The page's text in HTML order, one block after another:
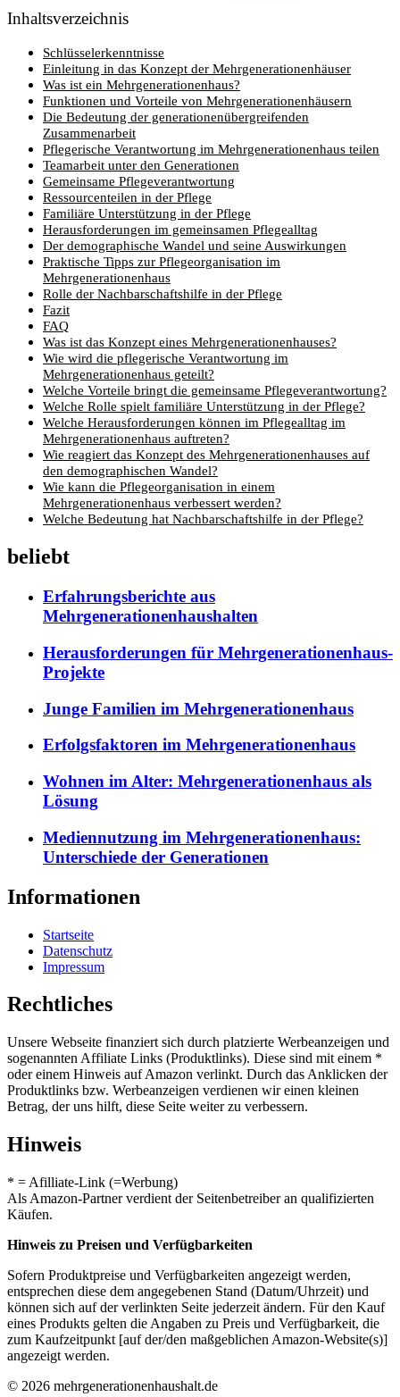
Inhaltsverzeichnis
Schlüsselerkenntnisse
Einleitung in das Konzept der Mehrgenerationenhäuser
Was ist ein Mehrgenerationenhaus?
Funktionen und Vorteile von Mehrgenerationenhäusern
Die Bedeutung der generationenübergreifenden
Zusammenarbeit
Pflegerische Verantwortung im Mehrgenerationenhaus teilen
Teamarbeit unter den Generationen
Gemeinsame Pflegeverantwortung
Ressourcenteilen in der Pflege
Familiäre Unterstützung in der Pflege
Herausforderungen im gemeinsamen Pflegealltag
Der demographische Wandel und seine Auswirkungen
Praktische Tipps zur Pflegeorganisation im
Mehrgenerationenhaus
Rolle der Nachbarschaftshilfe in der Pflege
Fazit
FAQ
Was ist das Konzept eines Mehrgenerationenhauses?
Wie wird die pflegerische Verantwortung im
Mehrgenerationenhaus geteilt?
Welche Vorteile bringt die gemeinsame Pflegeverantwortung?
Welche Rolle spielt familiäre Unterstützung in der Pflege?
Welche Herausforderungen können im Pflegealltag im
Mehrgenerationenhaus auftreten?
Wie reagiert das Konzept des Mehrgenerationenhauses auf
den demographischen Wandel?
Wie kann die Pflegeorganisation in einem
Mehrgenerationenhaus verbessert werden?
Welche Bedeutung hat Nachbarschaftshilfe in der Pflege?
beliebt
Erfahrungsberichte aus
Mehrgenerationenhaushalten
Herausforderungen für Mehrgenerationenhaus-
Projekte
Junge Familien im Mehrgenerationenhaus
Erfolgsfaktoren im Mehrgenerationenhaus
Wohnen im Alter: Mehrgenerationenhaus als
Lösung
Mediennutzung im Mehrgenerationenhaus:
Unterschiede der Generationen
Informationen
Startseite
Datenschutz
Impressum
Rechtliches
Unsere Webseite finanziert sich durch platzierte Werbeanzeigen und
sogenannten Affiliate Links (Produktlinks). Diese sind mit einem *
oder einem Hinweis auf Amazon verlinkt. Durch das Anklicken der
Produktlinks bzw. Werbeanzeigen verdienen wir einen kleinen
Betrag, der uns hilft, diese Seite weiter zu verbessern.
Hinweis
* = Afilliate-Link (=Werbung)
Als Amazon-Partner verdient der Seitenbetreiber an qualifizierten
Käufen.
Hinweis zu Preisen und Verfügbarkeiten
Sofern Produktpreise und Verfügbarkeiten angezeigt werden,
entsprechen diese dem angegebenen Stand (Datum/Uhrzeit) und
können sich auf der verlinkten Seite jederzeit ändern. Für den Kauf
eines Produkts gelten die Angaben zu Preis und Verfügbarkeit, die
zum Kaufzeitpunkt [auf der/den maßgeblichen Amazon-Website(s)]
angezeigt werden.
© 2026 mehrgenerationenhaushalt.de